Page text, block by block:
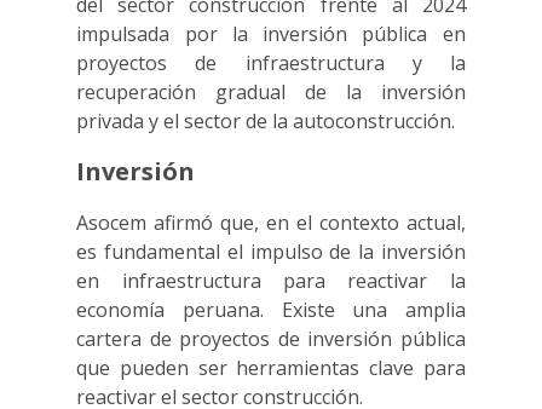
impulsada por la inversión pública en
proyectos de infraestructura y la
recuperación gradual de la inversión
privada y el sector de la autoconstrucción.
Inversión
Asocem afirmó que, en el contexto actual,
es fundamental el impulso de la inversión
en infraestructura para reactivar la
economía peruana. Existe una amplia
cartera de proyectos de inversión pública
que pueden ser herramientas clave para
reactivar el sector construcción.